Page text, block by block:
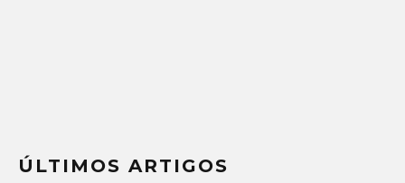
ÚLTIMOS ARTIGOS